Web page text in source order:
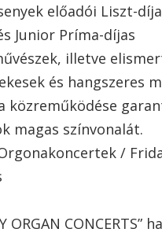
előadói Liszt-
Junior Príma-díjas
illetve
és hangszeres
közreműködése
magas színvonalát.
/
ORGAN CONCERTS”